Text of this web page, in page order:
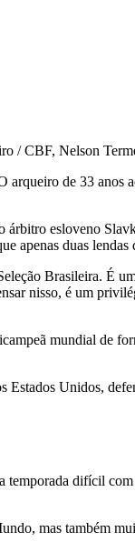
/ CBF, Nelson
de 33
esloveno
duas
Brasileira. É
nisso, é um
mundial de
Unidos,
temporada difícil
mas também